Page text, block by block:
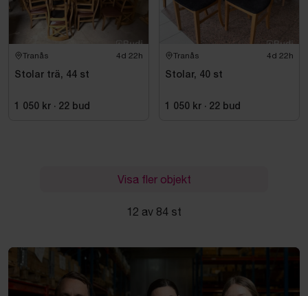
Tranås 4d 22h
Stolar trä, 44 st
1 050 kr · 22 bud
Tranås 4d 22h
Stolar, 40 st
1 050 kr · 22 bud
Visa fler objekt
12 av 84 st